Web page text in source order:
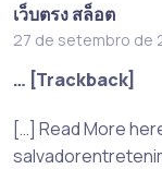
เว็บตรง สล็อต
27 de setembro de
… [Trackback]
[…] Read More